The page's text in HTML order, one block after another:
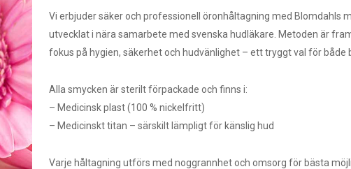
Vi erbjuder säker och professionell öronhåltagning med Blomdahls
utvecklat i nära samarbete med svenska hudläkare. Metoden är
fokus på hygien, säkerhet och hudvänlighet – ett tryggt val för både
Alla smycken är sterilt förpackade och finns i:
– Medicinsk plast (100 % nickelfritt)
– Medicinskt titan – särskilt lämpligt för känslig hud
Varje håltagning utförs med noggrannhet och omsorg för bästa